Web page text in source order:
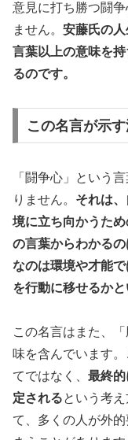
意見に打ち勝つ闘
ません。 安藤氏の
言葉以上の意味を
るのです。
この名言が示
「闘争心」という
りません。 それは
境に立ち向かうた
の言葉からわかる
なのは環境や才能
を行動に移せるかと
この名言はまた、
味を含んでいます
てではなく、 最終
定されるという考
て、多くの人が外